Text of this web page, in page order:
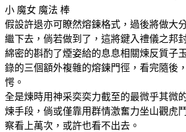
小 魔女 魔法 棒
假設許退亦可瞭然熔鍊格式，過後將做大
繼下去，倘若做到了，這將鍵入禮儀之邦
綿密的斟酌了煙姿給的息息相關煉反質子
錄的三個額外複雜的熔鍊門徑，看完隨後
愕。
全是煉時用神采奕奕力截至的最微乎其微
煉手段，倘或僅靠用群情激奮力坐山觀虎
察看上萬次，或許也看不出去。